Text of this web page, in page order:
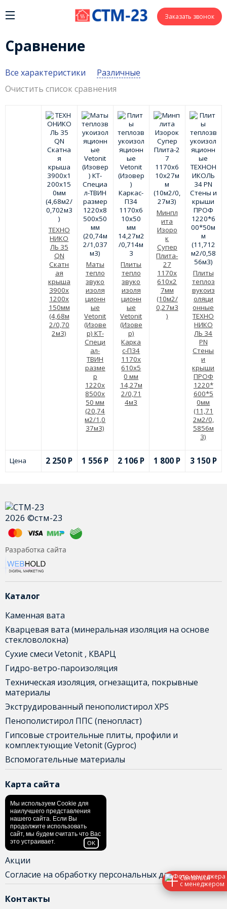
Заказать звонок
Сравнение
Все характеристики
Различные
Очистить список сравнения
ТЕХНО
НИКО
ЛЬ 35
QN
Скатн
ая
крыша
3900x
1200x
150мм
(4,68м
2/0,70
2м3)
Маты
тепло
звуко
изоля
ционн
ые
Vetonit
(Изове
р) КТ-
Специ
ал-
ТВИН
разме
р
1220х
8500х
50 мм
(20,74
м2/1,0
37м3)
Плиты
тепло
звуко
изоля
ционн
ые
Vetonit
(Изове
р)
Карка
с-П34
1170х
610х5
0 мм
14,27м
2/0,71
4м3
Минпл
ита
Изоро
к
Супер
Плита-
27
1170х
610х2
7мм
(10м2/
0,27м3
)
Плиты
теплоз
вукоиз
оляци
онные
ТЕХНО
НИКО
ЛЬ 34
PN
Стены
и
крыши
ПРОФ
1220*
600*5
0мм
(11,71
2м2/0,
5856м
3)
Цена 2 250 Р 1 556 Р 2 106 Р 1 800 Р 3 150 Р
2026 ©стм-23
Разработка сайта
Каталог
Каменная вата
Кварцевая вата (минеральная изоляция на основе
стекловолокна)
Сухие смеси Vetonit , КВАРЦ
Гидро-ветро-пароизоляция
Техническая изоляция, огнезащита, покрывные
материалы
Экструдированный пенополистирол XPS
Пенополистирол ППС (пенопласт)
Гипсовые строительные плиты, профили и
комплектующие Vetonit (Gyproc)
Вспомогательные материалы
Карта сайта
Главная
Доставка и оплата
Контакты
О нас
Согласие на обработку персональных данных
Акции
Контакты
Связаться
с менеджером
Мы используем Cookie для
наилучшего представления
нашего сайта. Если Вы
продолжите использовать
сайт, мы будем считать что Вас
это устраивает.
OK